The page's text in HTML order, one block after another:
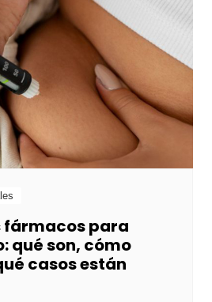
fármacos para
qué son, cómo
casos están